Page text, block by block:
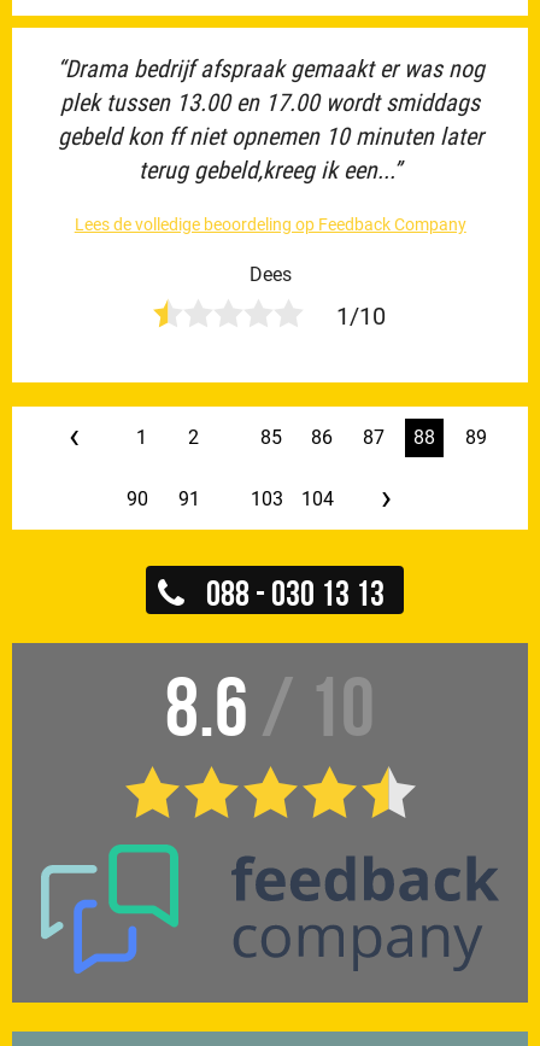
“Drama bedrijf afspraak gemaakt er was nog
plek tussen 13.00 en 17.00 wordt smiddags
gebeld kon ff niet opnemen 10 minuten later
terug gebeld,kreeg ik een...”
Lees de volledige beoordeling op Feedback Company
Dees
1/10
‹ 1 2 85 86 87 88 89
90 91 103 104 ›
088 - 030 13 13
8.6 / 10